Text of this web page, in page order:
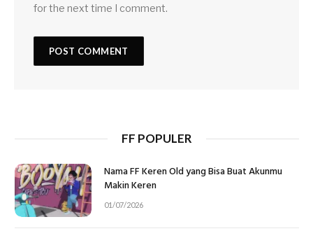
for the next time I comment.
FF POPULER
Nama FF Keren Old yang Bisa Buat Akunmu
Makin Keren
01/07/2026